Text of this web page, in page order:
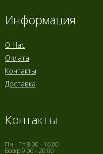
Информация
О Нас
Оплата
Контакты
Доставка
Контакты
Пн - Пт 8.00 - 16.00
Воскр 9:00 - 20:00